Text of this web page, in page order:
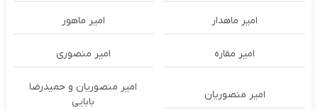
امیر ماهدار امیر ماهور
امیر مقاره امیر منصوری
امیر منصوریان
امیر منصوریان و حمیدرضا
بابایی